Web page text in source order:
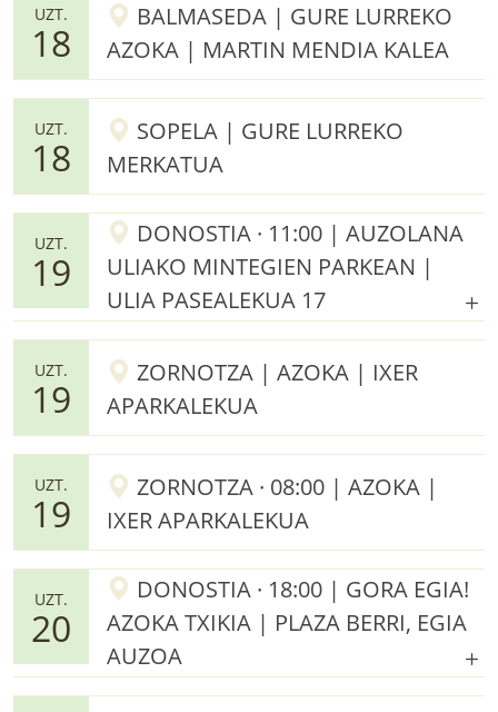
UZT.
18
BALMASEDA | GURE LURREKO
AZOKA | MARTIN MENDIA KALEA
UZT.
18
SOPELA | GURE LURREKO
MERKATUA
UZT.
19
DONOSTIA · 11:00 | AUZOLANA
ULIAKO MINTEGIEN PARKEAN |
ULIA PASEALEKUA 17
UZT.
19
ZORNOTZA | AZOKA | IXER
APARKALEKUA
UZT.
19
ZORNOTZA · 08:00 | AZOKA |
IXER APARKALEKUA
UZT.
20
DONOSTIA · 18:00 | GORA EGIA!
AZOKA TXIKIA | PLAZA BERRI, EGIA
AUZOA